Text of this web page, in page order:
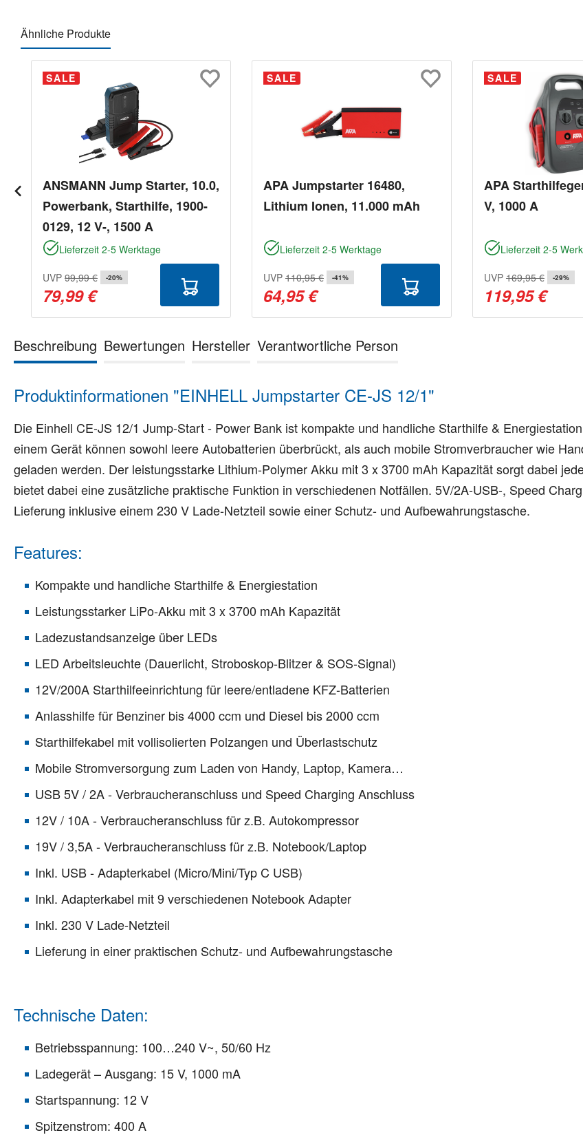
Ähnliche Produkte
Produktgalerie überspringen
SALE
ANSMANN Jump Starter, 10.0,
Powerbank, Starthilfe, 1900-
0129, 12 V-, 1500 A
Lieferzeit 2-5 Werktage
UVP 99,99 € -20%
79,99 €
SALE
APA Jumpstarter 16480,
Lithium Ionen, 11.000 mAh
Lieferzeit 2-5 Werktage
UVP 110,95 € -41%
64,95 €
SALE
APA
V, 1000 A
Lieferzeit 2-5
UVP 169,95 € -29%
119,95 €
Beschreibung Bewertungen Hersteller Verantwortliche Person
Produktinformationen "EINHELL Jumpstarter CE-JS 12/1"
Die Einhell CE-JS 12/1 Jump-Start - Power Bank ist kompakte und handliche Starthilfe &
einem Gerät können sowohl leere Autobatterien überbrückt, als auch mobile Stromverbraucher wie
geladen werden. Der leistungsstarke Lithium-Polymer Akku mit 3 x 3700 mAh Kapazität sorgt dabei
bietet dabei eine zusätzliche praktische Funktion in verschiedenen Notfällen. 5V/2A-USB-, Speed
Lieferung inklusive einem 230 V Lade-Netzteil sowie einer Schutz- und Aufbewahrungstasche.
Features:
Kompakte und handliche Starthilfe & Energiestation
Leistungsstarker LiPo-Akku mit 3 x 3700 mAh Kapazität
Ladezustandsanzeige über LEDs
LED Arbeitsleuchte (Dauerlicht, Stroboskop-Blitzer & SOS-Signal)
12V/200A Starthilfeeinrichtung für leere/entladene KFZ-Batterien
Anlasshilfe für Benziner bis 4000 ccm und Diesel bis 2000 ccm
Starthilfekabel mit vollisolierten Polzangen und Überlastschutz
Mobile Stromversorgung zum Laden von Handy, Laptop, Kamera…
USB 5V / 2A - Verbraucheranschluss und Speed Charging Anschluss
12V / 10A - Verbraucheranschluss für z.B. Autokompressor
19V / 3,5A - Verbraucheranschluss für z.B. Notebook/Laptop
Inkl. USB - Adapterkabel (Micro/Mini/Typ C USB)
Inkl. Adapterkabel mit 9 verschiedenen Notebook Adapter
Inkl. 230 V Lade-Netzteil
Lieferung in einer praktischen Schutz- und Aufbewahrungstasche
Technische Daten:
Betriebsspannung: 100…240 V~, 50/60 Hz
Ladegerät – Ausgang: 15 V, 1000 mA
Startspannung: 12 V
Spitzenstrom: 400 A